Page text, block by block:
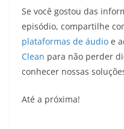
Se você gostou das
episódio, compartilhe
plataformas de áudio e
Clean para não perder
conhecer nossas
Até a próxima!